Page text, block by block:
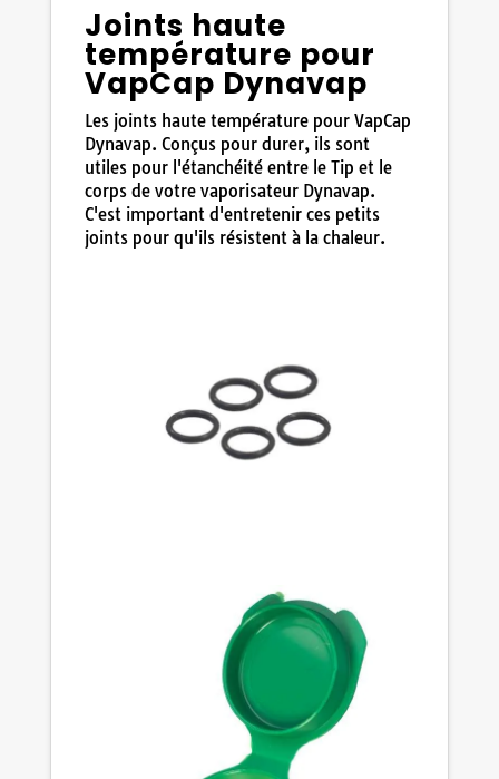
VapCap
Dynavap
Joints haute
température pour
VapCap Dynavap
Les joints haute température pour VapCap
Dynavap. Conçus pour durer, ils sont
utiles pour l'étanchéité entre le Tip et le
corps de votre vaporisateur Dynavap.
C'est important d'entretenir ces petits
joints pour qu'ils résistent à la chaleur.